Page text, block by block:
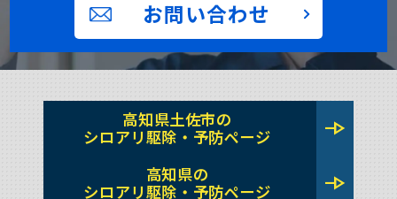
お問い合わせ
高知県土佐市の
シロアリ駆除・予防ページ
line_end_arrow
高知県の
シロアリ駆除・予防ページ
line_end_arrow